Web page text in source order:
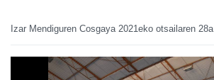
Izar Mendiguren Cosgaya 2021eko otsailaren 28a